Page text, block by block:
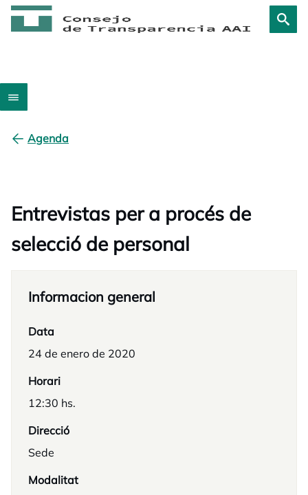
Agenda
Entrevistas per a procés de
selecció de personal
Informacion general
Data
24 de enero de 2020
Horari
12:30 hs.
Direcció
Sede
Modalitat